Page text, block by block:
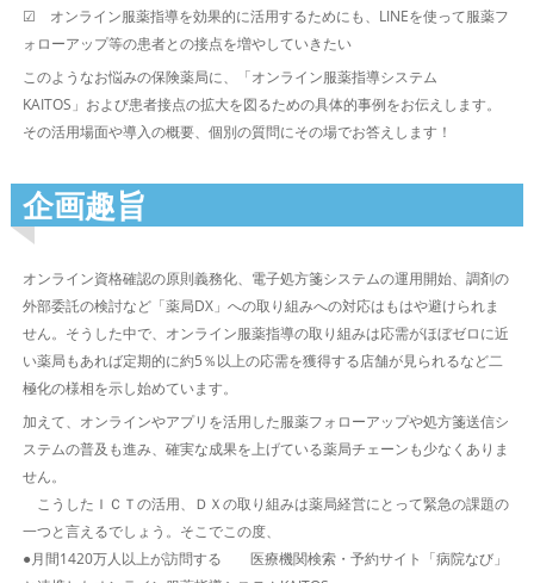
☑ オンライン服薬指導を効果的に活用するためにも、LINEを使って服薬フ
ォローアップ等の患者との接点を増やしていきたい
このようなお悩みの保険薬局に、「オンライン服薬指導システム
KAITOS」および患者接点の拡大を図るための具体的事例をお伝えします。
その活用場面や導入の概要、個別の質問にその場でお答えします！
企画趣旨
オンライン資格確認の原則義務化、電子処方箋システムの運用開始、調剤の
外部委託の検討など「薬局DX」への取り組みへの対応はもはや避けられま
せん。そうした中で、オンライン服薬指導の取り組みは応需がほぼゼロに近
い薬局もあれば定期的に約5％以上の応需を獲得する店舗が見られるなど二
極化の様相を示し始めています。
加えて、オンラインやアプリを活用した服薬フォローアップや処方箋送信シ
ステムの普及も進み、確実な成果を上げている薬局チェーンも少なくありま
せん。
こうしたＩＣＴの活用、ＤＸの取り組みは薬局経営にとって緊急の課題の
一つと言えるでしょう。そこでこの度、
●月間1420万人以上が訪問する 医療機関検索・予約サイト「病院なび」